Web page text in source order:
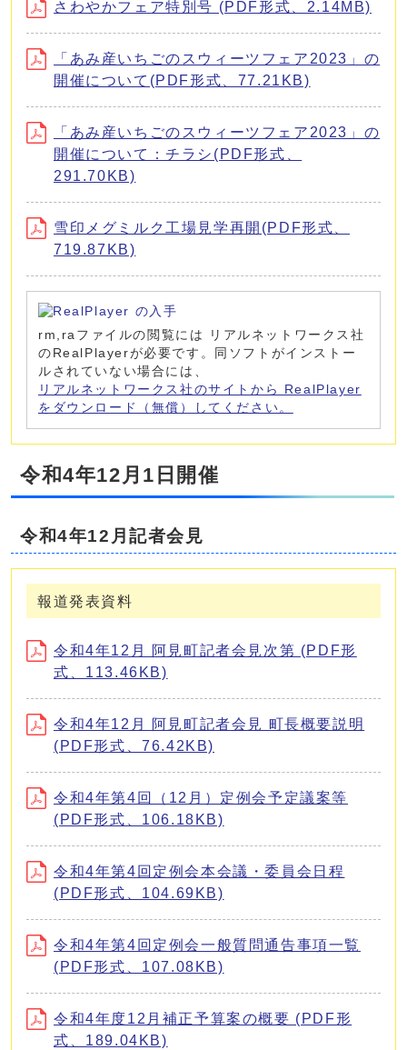
さわやかフェア特別号 (PDF形式、2.14MB)
「あみ産いちごのスウィーツフェア2023」の
開催について(PDF形式、77.21KB)
「あみ産いちごのスウィーツフェア2023」の
開催について：チラシ(PDF形式、
291.70KB)
雪印メグミルク工場見学再開(PDF形式、
719.87KB)
rm,raファイルの閲覧には リアルネットワークス社
のRealPlayerが必要です。同ソフトがインストー
ルされていない場合には、
リアルネットワークス社のサイトから RealPlayer
をダウンロード（無償）してください。
令和4年12月1日開催
令和4年12月記者会見
報道発表資料
令和4年12月 阿見町記者会見次第 (PDF形
式、113.46KB)
令和4年12月 阿見町記者会見 町長概要説明
(PDF形式、76.42KB)
令和4年第4回（12月）定例会予定議案等
(PDF形式、106.18KB)
令和4年第4回定例会本会議・委員会日程
(PDF形式、104.69KB)
令和4年第4回定例会一般質問通告事項一覧
(PDF形式、107.08KB)
令和4年度12月補正予算案の概要 (PDF形
式、189.04KB)